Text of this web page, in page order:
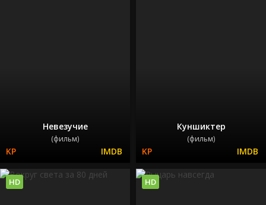
Невезучие
(фильм)
Куншиктер
(фильм)
HD HD